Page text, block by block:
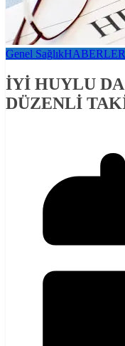
Genel SağlıkHABERLER
İYİ HUYLU
DÜZENLİ